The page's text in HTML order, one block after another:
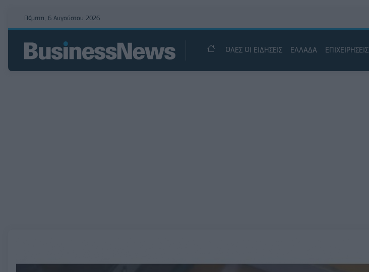
Πέμπτη, 6 Αυγούστου 2026
ΟΛΕΣ ΟΙ ΕΙΔΗΣΕΙΣ ΕΛΛΑΔΑ ΕΠΙΧΕΙΡΗΣΕΙΣ